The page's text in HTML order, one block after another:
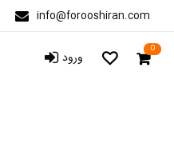
info@forooshiran.com
ورود 0